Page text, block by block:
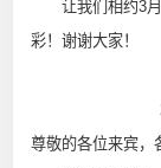
让我们相约3月
彩！谢谢大家！
尊敬的各位来宾，